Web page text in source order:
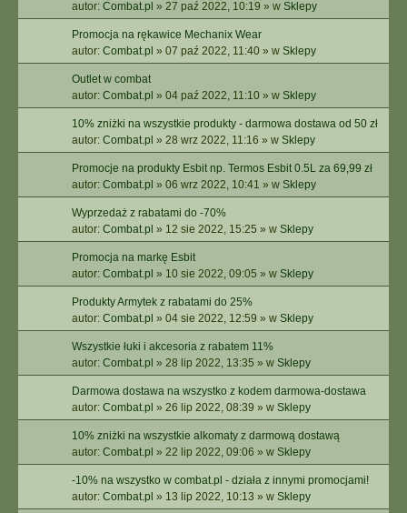
autor: Combat.pl » 27 paź 2022, 10:19 » w Sklepy
Promocja na rękawice Mechanix Wear
autor: Combat.pl » 07 paź 2022, 11:40 » w Sklepy
Outlet w combat
autor: Combat.pl » 04 paź 2022, 11:10 » w Sklepy
10% zniżki na wszystkie produkty - darmowa dostawa od 50 zł
autor: Combat.pl » 28 wrz 2022, 11:16 » w Sklepy
Promocje na produkty Esbit np. Termos Esbit 0.5L za 69,99 zł
autor: Combat.pl » 06 wrz 2022, 10:41 » w Sklepy
Wyprzedaż z rabatami do -70%
autor: Combat.pl » 12 sie 2022, 15:25 » w Sklepy
Promocja na markę Esbit
autor: Combat.pl » 10 sie 2022, 09:05 » w Sklepy
Produkty Armytek z rabatami do 25%
autor: Combat.pl » 04 sie 2022, 12:59 » w Sklepy
Wszystkie łuki i akcesoria z rabatem 11%
autor: Combat.pl » 28 lip 2022, 13:35 » w Sklepy
Darmowa dostawa na wszystko z kodem darmowa-dostawa
autor: Combat.pl » 26 lip 2022, 08:39 » w Sklepy
10% zniżki na wszystkie alkomaty z darmową dostawą
autor: Combat.pl » 22 lip 2022, 09:06 » w Sklepy
-10% na wszystko w combat.pl - działa z innymi promocjami!
autor: Combat.pl » 13 lip 2022, 10:13 » w Sklepy